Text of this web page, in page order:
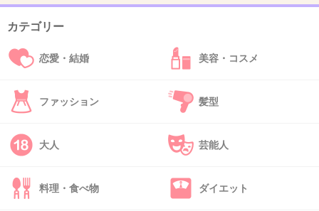
38. 匿名2020/02/11(火) 08:43:27
>>18
なんか嫁選びがぶっ飛んでるよねwww
3件の返信
+501
39. 匿名 2020/02/11(火) 08:43:49
カテゴリー
恋愛・結婚 美容・コスメ
ファッション 髪型
大人 芸能人
料理・食べ物 ダイエット